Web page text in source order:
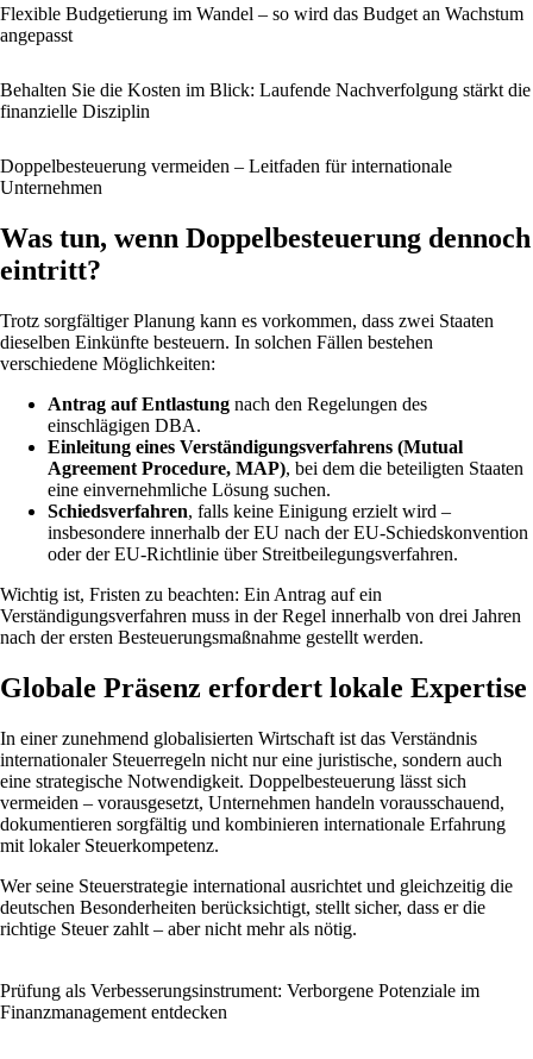
Flexible Budgetierung im Wandel – so wird das Budget an Wachstum
angepasst
Behalten Sie die Kosten im Blick: Laufende Nachverfolgung stärkt die
finanzielle Disziplin
Doppelbesteuerung vermeiden – Leitfaden für internationale
Unternehmen
Was tun, wenn Doppelbesteuerung dennoch
eintritt?
Trotz sorgfältiger Planung kann es vorkommen, dass zwei Staaten
dieselben Einkünfte besteuern. In solchen Fällen bestehen
verschiedene Möglichkeiten:
Antrag auf Entlastung nach den Regelungen des
einschlägigen DBA.
Einleitung eines Verständigungsverfahrens (Mutual
Agreement Procedure, MAP), bei dem die beteiligten Staaten
eine einvernehmliche Lösung suchen.
Schiedsverfahren, falls keine Einigung erzielt wird –
insbesondere innerhalb der EU nach der EU-Schiedskonvention
oder der EU-Richtlinie über Streitbeilegungsverfahren.
Wichtig ist, Fristen zu beachten: Ein Antrag auf ein
Verständigungsverfahren muss in der Regel innerhalb von drei Jahren
nach der ersten Besteuerungsmaßnahme gestellt werden.
Globale Präsenz erfordert lokale Expertise
In einer zunehmend globalisierten Wirtschaft ist das Verständnis
internationaler Steuerregeln nicht nur eine juristische, sondern auch
eine strategische Notwendigkeit. Doppelbesteuerung lässt sich
vermeiden – vorausgesetzt, Unternehmen handeln vorausschauend,
dokumentieren sorgfältig und kombinieren internationale Erfahrung
mit lokaler Steuerkompetenz.
Wer seine Steuerstrategie international ausrichtet und gleichzeitig die
deutschen Besonderheiten berücksichtigt, stellt sicher, dass er die
richtige Steuer zahlt – aber nicht mehr als nötig.
Prüfung als Verbesserungsinstrument: Verborgene Potenziale im
Finanzmanagement entdecken